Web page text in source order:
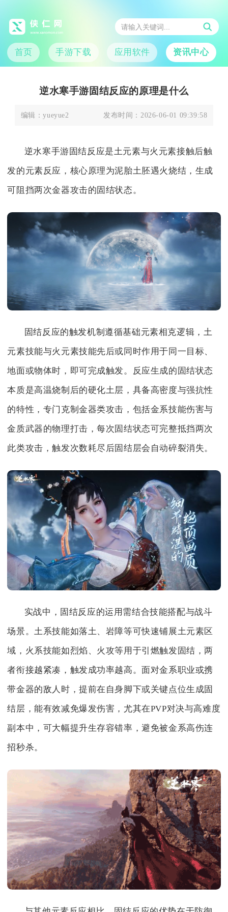
首页 手游下载 应用软件 资讯中心
逆水寒手游固结反应的原理是什么
编辑：yueyue2 发布时间： 2026-06-01 09:39:58
逆水寒手游固结反应是土元素与火元素接触后触
发的元素反应，核心原理为泥胎土胚遇火烧结，生成
可阻挡两次金器攻击的固结状态。
固结反应的触发机制遵循基础元素相克逻辑，土
元素技能与火元素技能先后或同时作用于同一目标、
地面或物体时，即可完成触发。反应生成的固结状态
本质是高温烧制后的硬化土层，具备高密度与强抗性
的特性，专门克制金器类攻击，包括金系技能伤害与
金质武器的物理打击，每次固结状态可完整抵挡两次
此类攻击，触发次数耗尽后固结层会自动碎裂消失。
实战中，固结反应的运用需结合技能搭配与战斗
场景。土系技能如落土、岩障等可快速铺展土元素区
域，火系技能如烈焰、火攻等用于引燃触发固结，两
者衔接越紧凑，触发成功率越高。面对金系职业或携
带金器的敌人时，提前在自身脚下或关键点位生成固
结层，能有效减免爆发伤害，尤其在PVP对决与高难度
副本中，可大幅提升生存容错率，避免被金系高伤连
招秒杀。